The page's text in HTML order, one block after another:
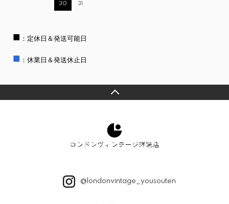
30 31
■ ：定休日＆発送可能日
■ ：休業日＆発送休止日
@londonvintage_yousouten